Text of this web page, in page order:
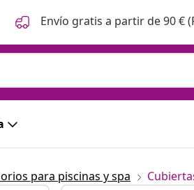
Envío gratis a partir de 90 €
para piscinas y spa